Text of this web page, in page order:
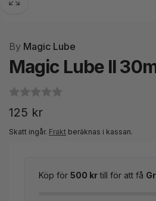
By Magic Lube
Magic Lube II
Ordinarie
pris
125 kr
Skatt ingår. Frakt beräknas i kassan.
Köp för 500 krtill för att få